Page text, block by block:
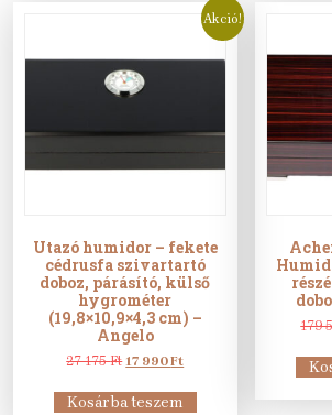
Akció!
Utazó humidor – fekete
cédrusfa szivartartó
doboz, párásító, külső
hygrométer
(19,8×10,9×4,3 cm) –
Angelo
27 175Ft Original
was:
17 990FtCurrent
is:
Kosárba teszem
179